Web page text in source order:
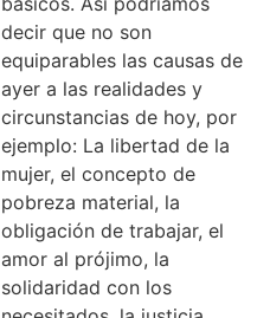
decir que no son
equiparables las causas de
ayer a las realidades y
circunstancias de hoy, por
ejemplo: La libertad de la
mujer, el concepto de
pobreza material, la
obligación de trabajar, el
amor al prójimo, la
solidaridad con los